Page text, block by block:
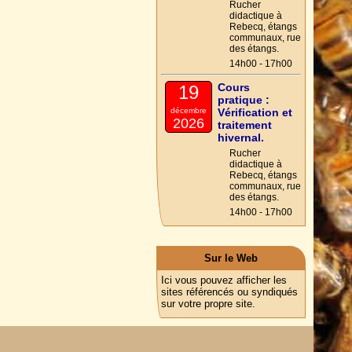
Rucher
didactique à
Rebecq, étangs
communaux, rue
des étangs.
14h00 - 17h00
19
décembre
2026
Cours
pratique :
Vérification et
traitement
hivernal.
Rucher
didactique à
Rebecq, étangs
communaux, rue
des étangs.
14h00 - 17h00
Sur le Web
Ici vous pouvez afficher les
sites référencés ou syndiqués
sur votre propre site.